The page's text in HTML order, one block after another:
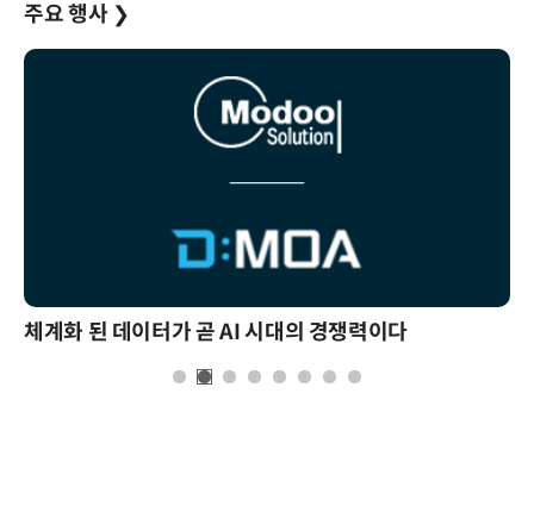
주요 행사 ❯
체계화 된 데이터가 곧 AI 시대의 경쟁력이다